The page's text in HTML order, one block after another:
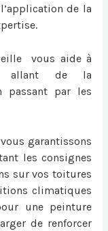
de la
vous aide à
allant de la
passant par les
garantissons
les consignes
sur vos toitures
climatiques
une peinture
de renforcer